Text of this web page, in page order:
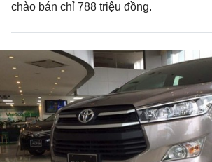
chào bán chỉ 788 triệu đồng.